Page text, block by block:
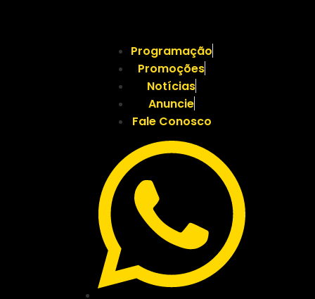
Programação
Promoções
Notícias
Anuncie
Fale Conosco